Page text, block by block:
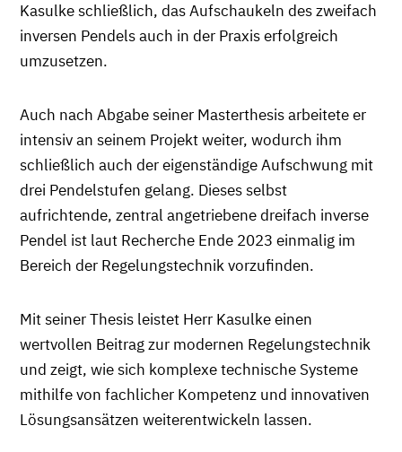
Kasulke schließlich, das Aufschaukeln des zweifach
inversen Pendels auch in der Praxis erfolgreich
umzusetzen.
Auch nach Abgabe seiner Masterthesis arbeitete er
intensiv an seinem Projekt weiter, wodurch ihm
schließlich auch der eigenständige Aufschwung mit
drei Pendelstufen gelang. Dieses selbst
aufrichtende, zentral angetriebene dreifach inverse
Pendel ist laut Recherche Ende 2023 einmalig im
Bereich der Regelungstechnik vorzufinden.
Mit seiner Thesis leistet Herr Kasulke einen
wertvollen Beitrag zur modernen Regelungstechnik
und zeigt, wie sich komplexe technische Systeme
mithilfe von fachlicher Kompetenz und innovativen
Lösungsansätzen weiterentwickeln lassen.